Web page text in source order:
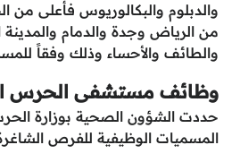
والدبلوم والبكالوريوس فأعلى من
من الرياض وجدة والدمام والمدينة
والطائف والأحساء وذلك وفقاً
وظائف مستشفى الحرس
حددت الشؤون الصحية بوزارة
المسميات الوظيفية للفرص